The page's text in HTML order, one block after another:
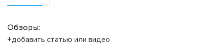
Обзоры:
+добавить статью или видео